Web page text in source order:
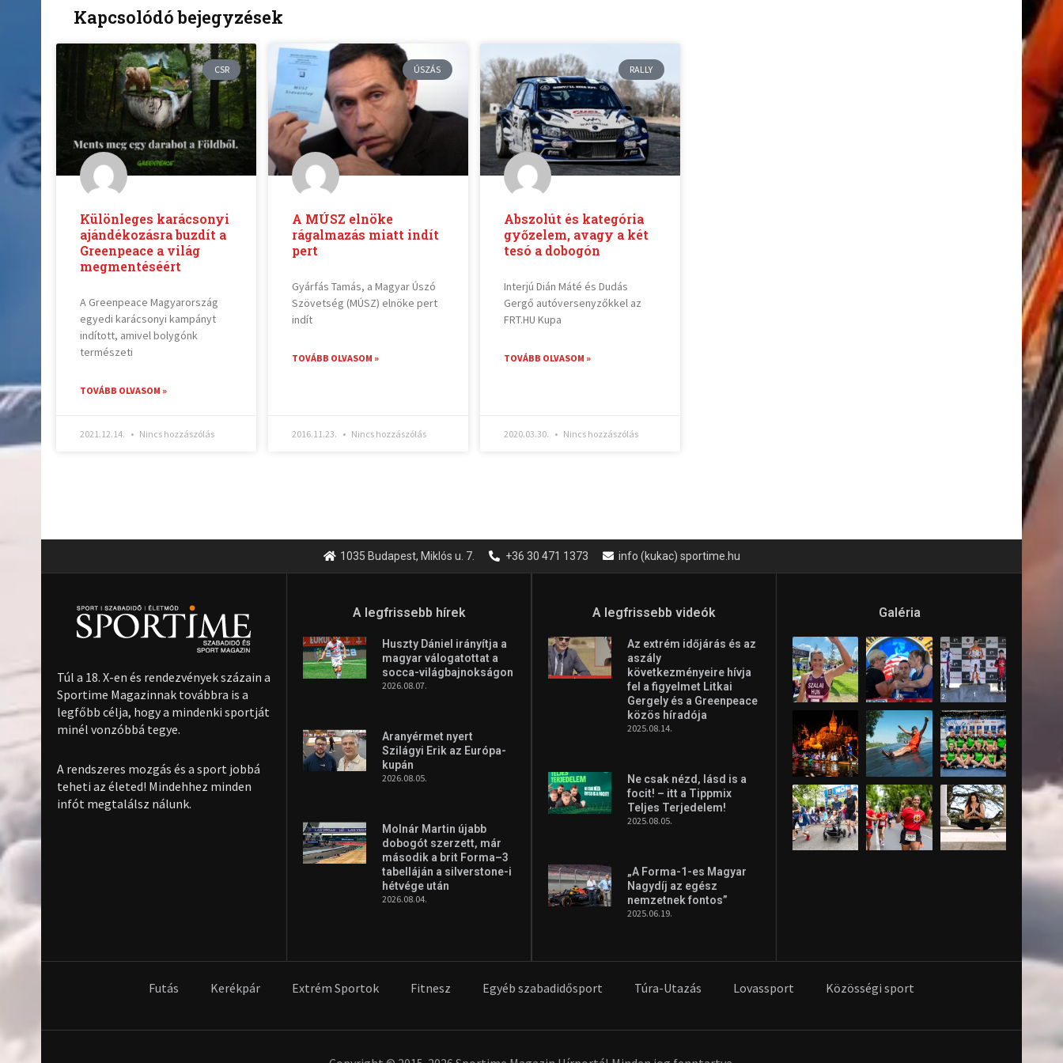
Kapcsolódó bejegyzések
CSR
Különleges karácsonyi
ajándékozásra buzdít a
Greenpeace a világ
megmentéséért
A Greenpeace Magyarország
egyedi karácsonyi kampányt
indított, amivel bolygónk
természeti
TOVÁBB OLVASOM »
2021.12.14. Nincs hozzászólás
ÚSZÁS
A MÚSZ elnöke
rágalmazás miatt indít
pert
Gyárfás Tamás, a Magyar Úszó
Szövetség (MÚSZ) elnöke pert
indít
TOVÁBB OLVASOM »
2016.11.23. Nincs hozzászólás
RALLY
Abszolút és kategória
győzelem, avagy a két
tesó a dobogón
Interjú Dián Máté és Dudás
Gergő autóversenyzőkkel az
FRT.HU Kupa
TOVÁBB OLVASOM »
2020.03.30. Nincs hozzászólás
1035 Budapest, Miklós u. 7. +36 30 471 1373 info (kukac) sportime.hu
Túl a 18. X-en és rendezvények százain a
Sportime Magazinnak továbbra is a
legfőbb célja, hogy a mindenki sportját
minél vonzóbbá tegye.
A rendszeres mozgás és a sport jobbá
teheti az életed! Mindehhez minden
infót megtalálsz nálunk.
A legfrissebb hírek
Huszty Dániel irányítja a
magyar válogatottat a
socca-világbajnokságon
2026.08.07.
Aranyérmet nyert
Szilágyi Erik az Európa-
kupán
2026.08.05.
Molnár Martin újabb
dobogót szerzett, már
második a brit Forma–3
tabelláján a silverstone-i
hétvége után
2026.08.04.
A legfrissebb videók
Az extrém időjárás és az
aszály
következményeire hívja
fel a figyelmet Litkai
Gergely és a Greenpeace
közös híradója
2025.08.14.
Ne csak nézd, lásd is a
focit! – itt a Tippmix
Teljes Terjedelem!
2025.08.05.
„A Forma-1-es Magyar
Nagydíj az egész
nemzetnek fontos”
2025.06.19.
Galéria
Futás Kerékpár Extrém Sportok Fitnesz Egyéb szabadidősport Túra-Utazás Lovassport Közösségi sport